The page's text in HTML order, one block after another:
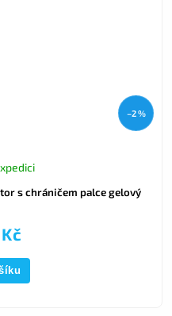
–2 %
s chráničem palce gelový